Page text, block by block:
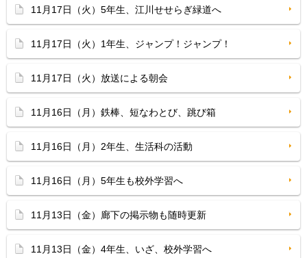
11月17日（火）5年生、江川せせらぎ緑道へ
11月17日（火）1年生、ジャンプ！ジャンプ！
11月17日（火）放送による朝会
11月16日（月）鉄棒、短なわとび、跳び箱
11月16日（月）2年生、生活科の活動
11月16日（月）5年生も校外学習へ
11月13日（金）廊下の掲示物も随時更新
11月13日（金）4年生、いざ、校外学習へ